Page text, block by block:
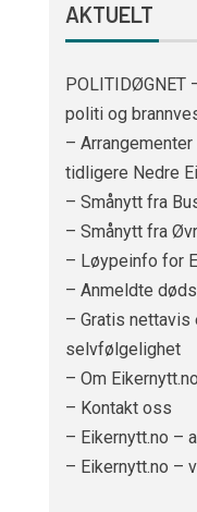
AKTUELT
POLITIDØGNET
politi og
–
tidligere Nedre
– Smånytt fra
– Smånytt fra
– Løypeinfo for
– Anmeldte
– Gratis nettavis
selvfølgelighet
– Om Eikernytt.no
– Kontakt oss
– Eikernytt.no –
– Eikernytt.no –